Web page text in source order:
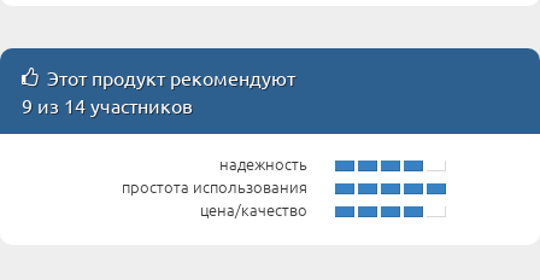
Этот продукт рекомендуют
9 из 14 участников
надежность
простота использования
цена/качество